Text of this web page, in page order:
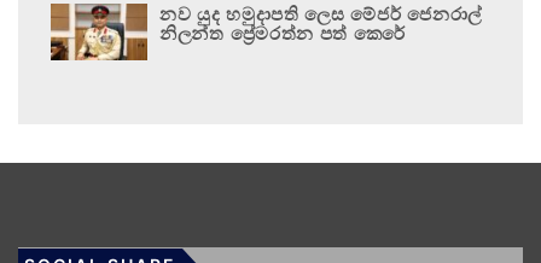
නව යුද හමුදාපති ලෙස මේජර් ජෙනරාල්
නිලන්ත ප්‍රේමරත්න පත් කෙරේ